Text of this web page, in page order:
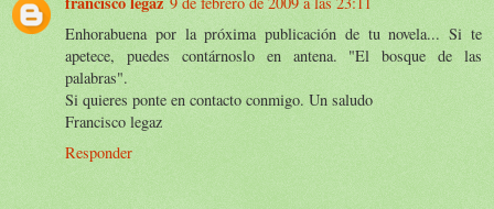
Enhorabuena por la próxima publicación de tu novela... Si te
apetece, puedes contárnoslo en antena. "El bosque de las
palabras".
Si quieres ponte en contacto conmigo. Un saludo
Francisco legaz
Responder